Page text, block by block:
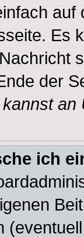
Es
der
ich